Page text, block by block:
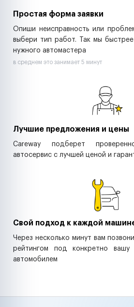
Простая форма заявки
Опиши неисправность или
выбери тип работ. Так мы
нужного автомастера
в среднем это занимает 5 минут
Лучшие предложения и цены
Careway подберет
автосервис с лучшей ценой и
Свой подход к каждой
Через несколько минут вам
рейтингом под конкретно
автомобилем